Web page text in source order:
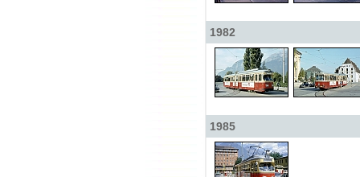
1982
1985